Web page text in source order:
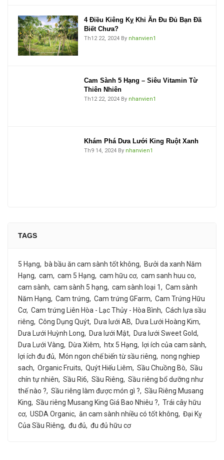
4 Điều Kiêng Kỵ Khi Ăn Đu Đủ Bạn Đã
Biết Chưa?
Th12 22, 2024 By nhanvien1
Cam Sành 5 Hạng – Siêu Vitamin Từ
Thiên Nhiên
Th12 22, 2024 By nhanvien1
Khám Phá Dưa Lưới King Ruột Xanh
Th9 14, 2024 By nhanvien1
TAGS
5 Hạng bà bầu ăn cam sành tốt không
Bưởi da xanh Năm
Hạng
cam cam 5 Hạng cam hữu cơ cam sanh huu co
cam sành
cam sành 5 hạng cam sành loại 1
Cam sành
Năm Hạng
Cam trứng Cam trứng GFarm
Cam Trứng Hữu
Cơ Cam trứng Liên Hòa - Lạc Thủy - Hòa Bình
Cách lựa sầu
riêng
Công Dụng Quýt Dưa lưới AB
Dưa Lưới Hoàng Kim
Dưa Lưới Huỳnh Long
Dưa lưới Mật
Dưa lưới Sweet Gold
Dưa Lưới Vàng
Dừa Xiêm htx 5 Hạng
lợi ích của cam sành
lợi ích đu đủ
Món ngon chế biến từ sầu riêng
nong nghiep
sach
Organic Fruits Quýt Hiếu Liêm Sầu Chuồng Bò
Sầu
chín tự nhiên
Sầu Ri6 Sầu Riêng
Sầu riêng bổ dưỡng như
thế nào ?
Sầu riêng làm được món gì ?
Sầu Riêng Musang
King
Sầu riêng Musang King Giá Bao Nhiêu ?
Trái cây hữu
cơ USDA Organic ăn cam sành nhiều có tốt không
Đại Kỵ
Của Sầu Riêng
đu đủ đu đủ hữu cơ